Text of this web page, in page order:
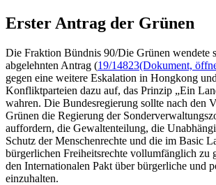
Erster Antrag der Grünen
Die Fraktion Bündnis 90/Die Grünen wendete
abgelehnten Antrag (19/14823(Dokument,
gegen eine weitere Eskalation in Hongkong
Konfliktparteien dazu auf, das Prinzip „Ein
wahren. Die Bundesregierung sollte nach den
Grünen die Regierung der
auffordern, die Gewaltenteilung, die
Schutz der Menschenrechte und die im Basic
bürgerlichen Freiheitsrechte vollumfänglich zu
den Internationalen Pakt über bürgerliche und
einzuhalten.